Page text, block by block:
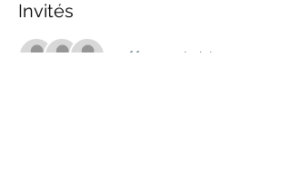
Invités
+ 11 autres invités